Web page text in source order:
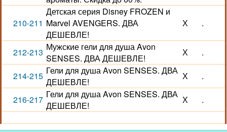
210-211
Детская серия Disney FROZEN и
Marvel AVENGERS. ДВА
ДЕШЕВЛЕ!
Х .
212-213 Мужские гели для душа Avon
SENSES. ДВА ДЕШЕВЛЕ!
Х .
214-215 Гели для душа Avon SENSES. ДВА
ДЕШЕВЛЕ!
Х .
216-217 Гели для душа Avon SENSES. ДВА
ДЕШЕВЛЕ!
Х .